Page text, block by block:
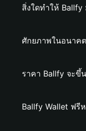
สิ่งใดทำให้
ศักยภาพในอนาค
ราคา Ballfy จะขึ้
Ballfy Wallet ฟรี